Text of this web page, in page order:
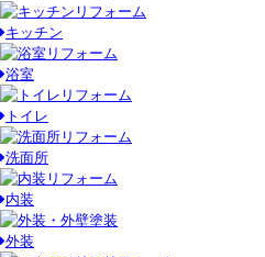
キッチン
浴室
トイレ
洗面所
内装
外装